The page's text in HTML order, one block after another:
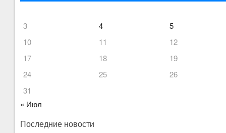
3 4
5
10
11
12
17
18
19
24
25
26
31
« Июл
Последние новости